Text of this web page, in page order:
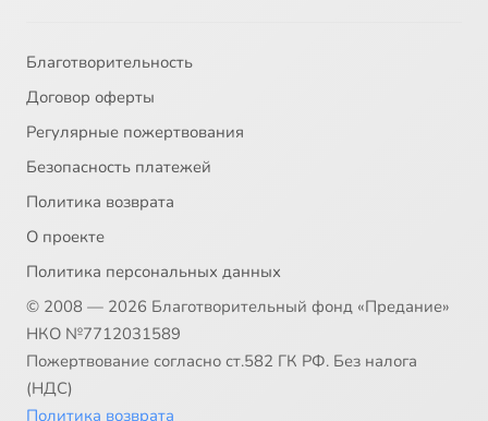
Благотворительность
Договор оферты
Регулярные пожертвования
Безопасность платежей
Политика возврата
О проекте
Политика персональных данных
© 2008 — 2026 Благотворительный фонд «Предание»
НКО №7712031589
Пожертвование согласно ст.582 ГК РФ. Без налога
(НДС)
Политика возврата